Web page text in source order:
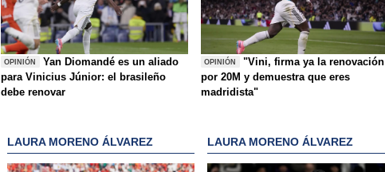
OPINIÓN
Yan Diomandé es un aliado
para Vinicius Júnior: el brasileño
debe renovar
OPINIÓN
"Vini, firma ya la renovación
por 20M y demuestra que eres
madridista"
LAURA MORENO ÁLVAREZ LAURA MORENO ÁLVAREZ